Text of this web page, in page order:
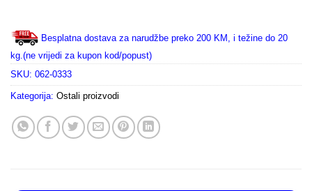
Besplatna dostava za narudžbe preko 200 KM, i težine do 20
kg.(ne vrijedi za kupon kod/popust)
SKU: 062-0333
Kategorija: Ostali proizvodi